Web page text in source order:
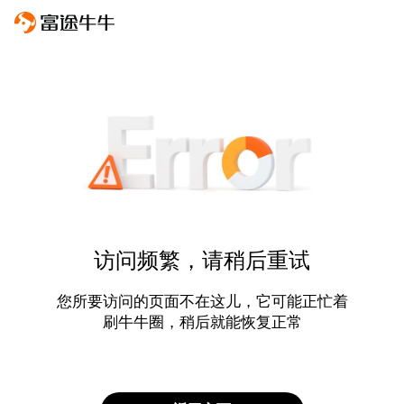
访问频繁，请稍后重试
您所要访问的页面不在这儿，它可能正忙着
刷牛牛圈，稍后就能恢复正常